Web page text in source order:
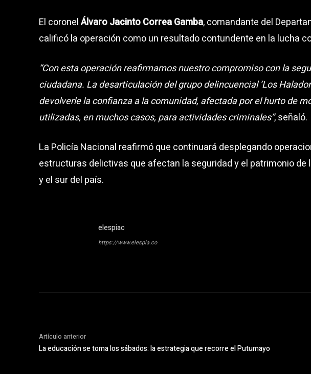
El coronelÁlvaro Jacinto Correa Gamba, comandante del
calificó la operación como un resultado contundente en la lucha
“Con esta operación reafirmamos nuestro compromiso con la
ciudadana. La desarticulación del grupo delincuencial ‘Los
devolverle la confianza a la comunidad, afectada por el hurto de
utilizadas, en muchos casos, para actividades criminales”, señaló.
La Policía Nacional reafirmó que continuará desplegando
estructuras delictivas que afectan la seguridad y el patrimonio de
y el sur del país.
elespiac
https://www.elespia.co
Artículo anterior
La educación se toma los sábados: la estrategia que recorre el Putumayo